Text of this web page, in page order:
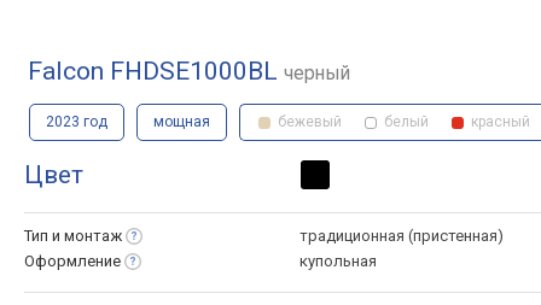
Falcon FHDSE1000BL черный
2023 год мощная бежевый белый красный
Цвет
Тип и монтаж
традиционная (пристенная)
Оформление
купольная